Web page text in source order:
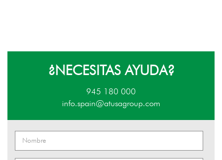
¿NECESITAS AYUDA?
945 180 000
info.spain@atusagroup.com